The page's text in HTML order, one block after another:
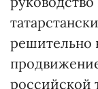
решительно
российской